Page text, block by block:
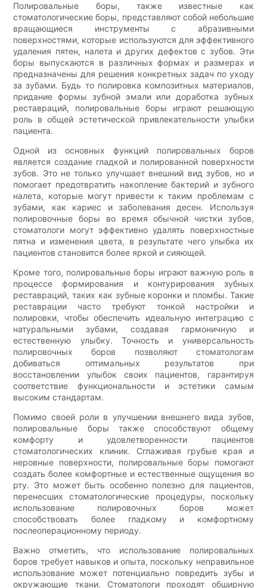
Полировальные боры, также известные как
стоматологические боры, представляют собой небольшие
вращающиеся инструменты с абразивными
поверхностями, которые используются для эффективного
удаления пятен, налета и других дефектов с зубов. Эти
боры выпускаются в различных формах и размерах и
предназначены для решения конкретных задач по уходу
за зубами. Будь то полировка композитных материалов,
придание формы зубной эмали или доработка зубных
реставраций, полировальные боры играют решающую
роль в общей эстетической привлекательности улыбки
пациента.
Одной из основных функций полировальных боров
является создание гладкой и полированной поверхности
зубов. Это не только улучшает внешний вид зубов, но и
помогает предотвратить накопление бактерий и зубного
налета, которые могут привести к таким проблемам с
зубами, как кариес и заболевания десен. Используя
полировочные боры во время обычной чистки зубов,
стоматологи могут эффективно удалять поверхностные
пятна и изменения цвета, в результате чего улыбка их
пациентов становится более яркой и сияющей.
Кроме того, полировальные боры играют важную роль в
процессе формирования и контурирования зубных
реставраций, таких как зубные коронки и пломбы. Такие
реставрации часто требуют тонкой настройки и
полировки, чтобы обеспечить идеальную интеграцию с
натуральными зубами, создавая гармоничную и
естественную улыбку. Точность и универсальность
полировочных боров позволяют стоматологам
добиваться оптимальных результатов при
восстановлении улыбок своих пациентов, гарантируя
соответствие функциональности и эстетики самым
высоким стандартам.
Помимо своей роли в улучшении внешнего вида зубов,
полировальные боры также способствуют общему
комфорту и удовлетворенности пациентов
стоматологических клиник. Сглаживая грубые края и
неровные поверхности, полировальные боры помогают
создать более комфортные и естественные ощущения во
рту. Это может быть особенно полезно для пациентов,
перенесших стоматологические процедуры, поскольку
использование полировочных боров может
способствовать более гладкому и комфортному
послеоперационному периоду.
Важно отметить, что использование полировальных
боров требует навыков и опыта, поскольку неправильное
использование может потенциально повредить зубы и
окружающие ткани. Стоматологи проходят обширную